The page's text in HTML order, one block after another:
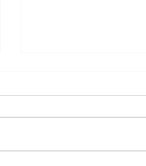
Tournoi de rugby 2026